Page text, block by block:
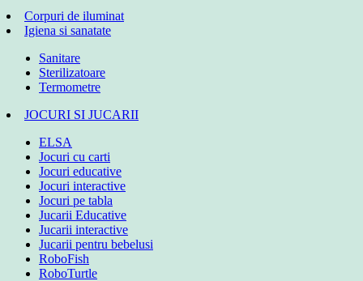
Corpuri de iluminat
Igiena si sanatate
Sanitare
Sterilizatoare
Termometre
JOCURI SI JUCARII
ELSA
Jocuri cu carti
Jocuri educative
Jocuri interactive
Jocuri pe tabla
Jucarii Educative
Jucarii interactive
Jucarii pentru bebelusi
RoboFish
RoboTurtle